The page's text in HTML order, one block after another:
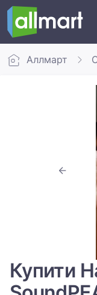
Аллмарт
Купити